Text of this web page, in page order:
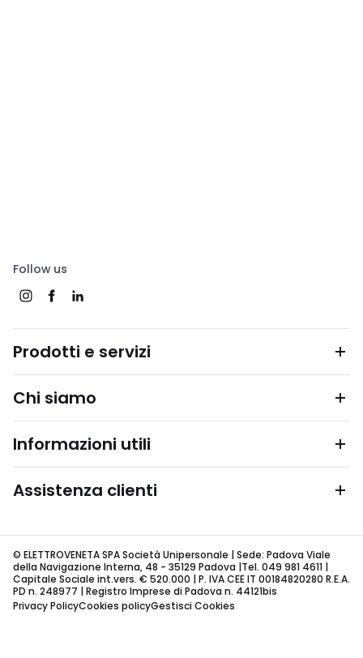
Follow us
Prodotti e servizi
Chi siamo
Informazioni utili
Assistenza clienti
© ELETTROVENETA SPA Società Unipersonale | Sede: Padova Viale
della Navigazione Interna, 48 - 35129 Padova |Tel. 049 981 4611 |
Capitale Sociale int.vers. € 520.000 | P. IVA CEE IT 00184820280 R.E.A.
PD n. 248977 | Registro Imprese di Padova n. 44121bis
Privacy PolicyCookies policyGestisci Cookies